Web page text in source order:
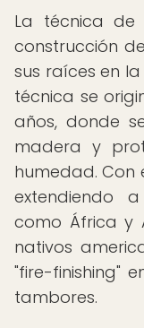
La técnica
construcción
sus raíces en
técnica se
años, donde
madera y
humedad. Con
extendiendo
como África y
nativos
"fire-finishing"
tambores.